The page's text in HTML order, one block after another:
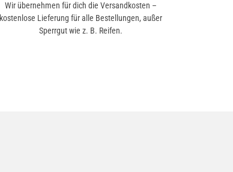
Wir übernehmen für dich die Versandkosten –
kostenlose Lieferung für alle Bestellungen, außer
Sperrgut wie z. B. Reifen.